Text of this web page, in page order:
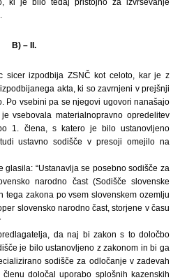
B) – II.
sicer izpodbija ZSNČ kot celoto, kar je z
akta, ki so zavrnjeni v prejšnji
Po vsebini pa se njegovi ugovori nanašajo
vsebovala materialnopravno opredelitev
1. člena, s katero je bilo ustanovljeno
ustavno sodišče v presoji omejilo na
glasila: “Ustanavlja se posebno sodišče za
narodno čast (Sodišče slovenske
tega zakona po vsem slovenskem ozemlju
slovensko narodno čast, storjene v času
da naj bi zakon s to določbo
je bilo ustanovljeno z zakonom in bi ga
sodišče za odločanje v zadevah
določal uporabo splošnih kazenskih